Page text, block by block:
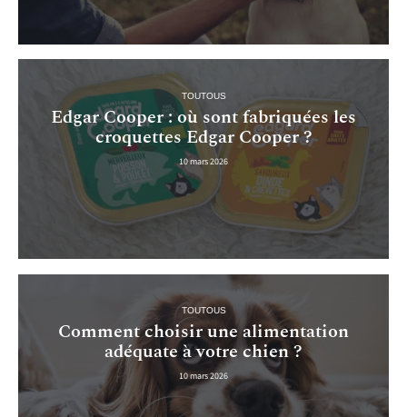
TOUTOUS
Edgar Cooper : où sont fabriquées les
croquettes Edgar Cooper ?
10 mars 2026
TOUTOUS
Comment choisir une alimentation
adéquate à votre chien ?
10 mars 2026